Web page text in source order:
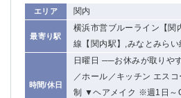
エリア 関内
最寄り駅
横浜市営ブルーライン【関
線【関内駅】,みなとみら
時間/休日
日曜日 ──お休みが取りや
／ホール／キッチン エス
制 ▼ヘアメイク ※週1日～
中野
府中
中目黒
ひばりヶ丘（北口）
自由が丘
吉祥寺（